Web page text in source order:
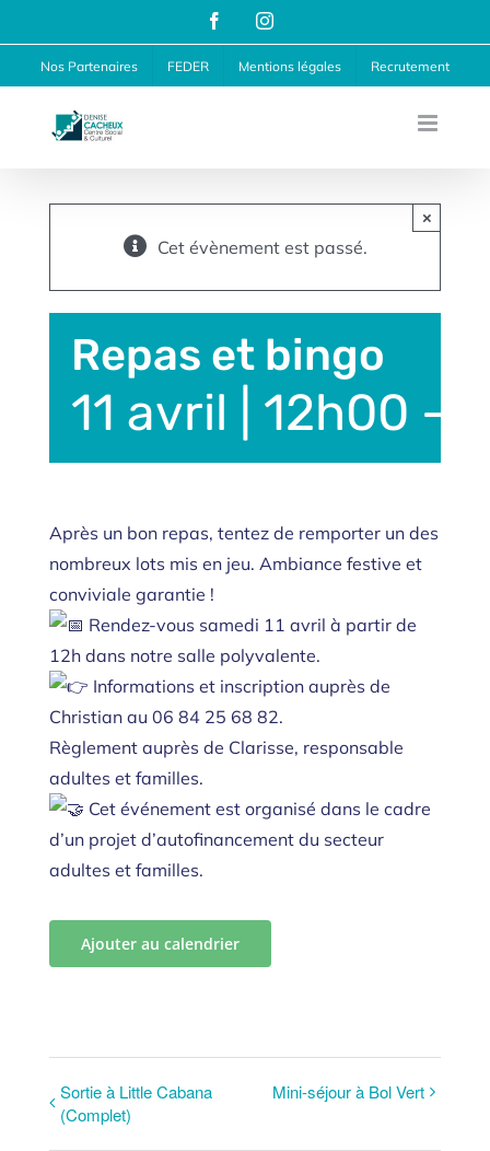
au
contenu
FacebookInstagram
Nos Partenaires FEDER Mentions légales Recrutement
Cet évènement est passé.
×
Repas et bingo
11 avril | 12h00 -
Après un bon repas, tentez de remporter un des
nombreux lots mis en jeu. Ambiance festive et
conviviale garantie !
Rendez-vous samedi 11 avril à partir de
12h dans notre salle polyvalente.
Informations et inscription auprès de
Christian au 06 84 25 68 82.
Règlement auprès de Clarisse, responsable
adultes et familles.
Cet événement est organisé dans le cadre
d’un projet d’autofinancement du secteur
adultes et familles.
Ajouter au calendrier
Sortie à Little Cabana
(Complet)
Mini-séjour à Bol Vert